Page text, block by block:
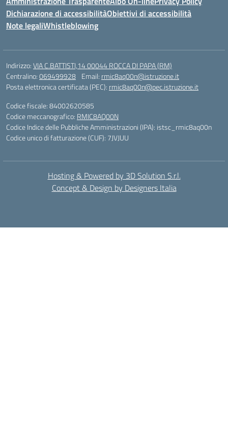
Dichiarazione di accessibilitàObiettivi di accessibilità
Note legaliWhistleblowing
Indirizzo:VIA C.BATTISTI,14 00044 ROCCA DI PAPA (RM)
Centralino:069499928 Email: rmic8aq00n@istruzione.it
Posta elettronica certificata (PEC): rmic8aq00n@pec.istruzione.it
Codice fiscale: 84002620585
Codice meccanografico: RMIC8AQ00N
Codice Indice delle Pubbliche Amministrazioni (IPA): istsc_rmic8aq00n
Codice unico di fatturazione (CUF): 7JVJUU
Hosting & Powered by 3D Solution S.r.l.
Concept & Design by Designers Italia